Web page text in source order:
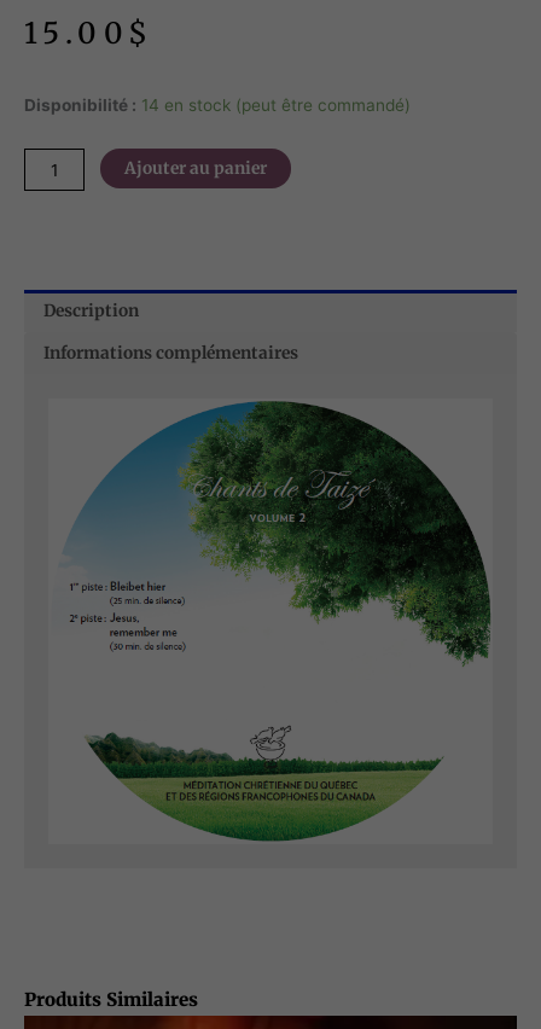
15.00 $
Disponibilité : 14 en stock (peut être commandé)
quantité
Musique
pour
Ajouter au panier
Produits Similaires
Description
Informations complémentaires